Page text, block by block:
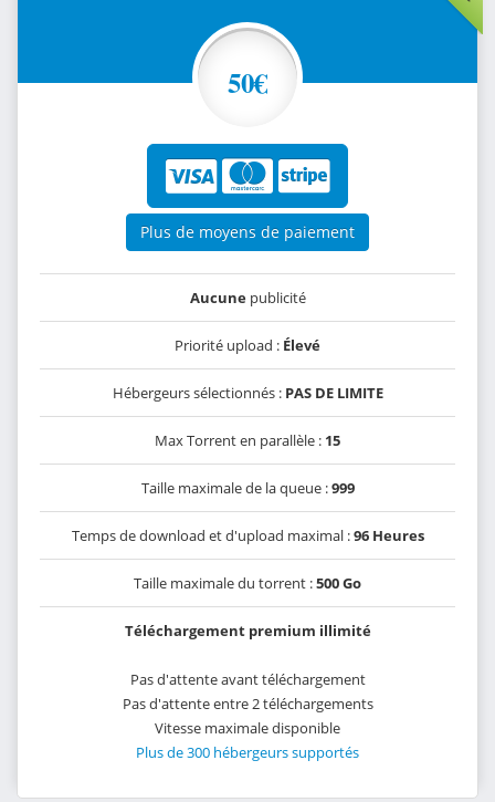
50€
Plus de moyens de paiement
Aucunepublicité
Priorité upload : Élevé
Hébergeurs sélectionnés : PAS DE LIMITE
Max Torrent en parallèle : 15
Taille maximale de la queue :999
Temps de download et d'upload maximal :96 Heures
Taille maximale du torrent :500 Go
Téléchargement premium illimité
Pas d'attente avant téléchargement
Pas d'attente entre 2 téléchargements
Vitesse maximale disponible
Plus de 300 hébergeurs supportés